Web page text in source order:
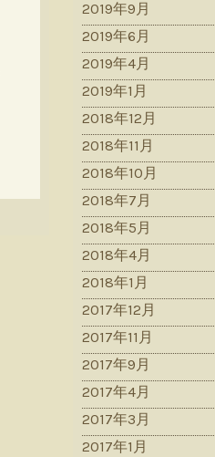
2019年9月
2019年6月
2019年4月
2019年1月
2018年12月
2018年11月
2018年10月
2018年7月
2018年5月
2018年4月
2018年1月
2017年12月
2017年11月
2017年9月
2017年4月
2017年3月
2017年1月